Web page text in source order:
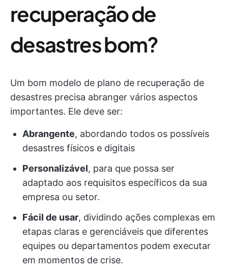
recuperação de
desastres bom?
Um bom modelo de plano de recuperação de
desastres precisa abranger vários aspectos
importantes. Ele deve ser:
Abrangente, abordando todos os possíveis
desastres físicos e digitais
Personalizável, para que possa ser
adaptado aos requisitos específicos da sua
empresa ou setor.
Fácil de usar, dividindo ações complexas em
etapas claras e gerenciáveis que diferentes
equipes ou departamentos podem executar
em momentos de crise.